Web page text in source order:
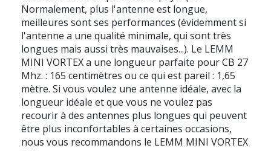
Normalement, plus l'antenne est longue,
meilleures sont ses performances (évidemment si
l'antenne a une qualité minimale, qui sont très
longues mais aussi très mauvaises...). Le LEMM
MINI VORTEX a une longueur parfaite pour CB 27
Mhz. : 165 centimètres ou ce qui est pareil : 1,65
mètre. Si vous voulez une antenne idéale, avec la
longueur idéale et que vous ne voulez pas
recourir à des antennes plus longues qui peuvent
être plus inconfortables à certaines occasions,
nous vous recommandons le LEMM MINI VORTEX